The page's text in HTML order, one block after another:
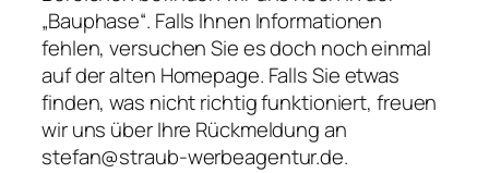
„Bauphase“. Falls Ihnen Informationen
fehlen, versuchen Sie es doch noch einmal
auf der alten Homepage. Falls Sie etwas
finden, was nicht richtig funktioniert, freuen
wir uns über Ihre Rückmeldung an
stefan@straub-werbeagentur.de.